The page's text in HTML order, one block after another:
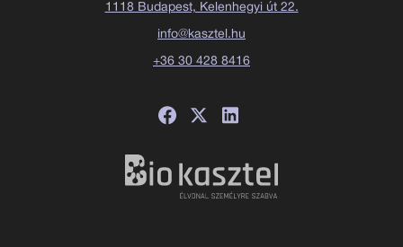
1118 Budapest, Kelenhegyi út 22.
info@kasztel.hu
+36 30 428 8416